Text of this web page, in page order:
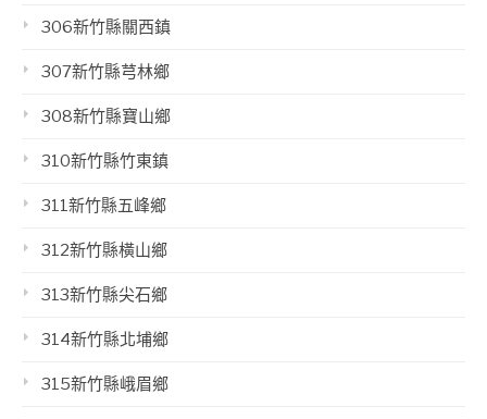
306新竹縣關西鎮
307新竹縣芎林鄉
308新竹縣寶山鄉
310新竹縣竹東鎮
311新竹縣五峰鄉
312新竹縣橫山鄉
313新竹縣尖石鄉
314新竹縣北埔鄉
315新竹縣峨眉鄉